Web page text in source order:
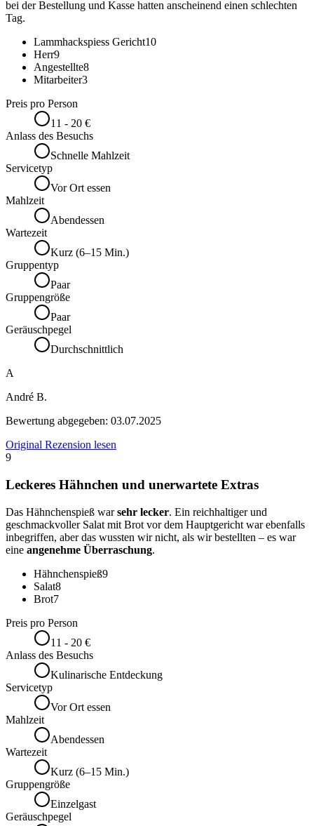
bei der Bestellung und Kasse hatten anscheinend einen schlechten
Tag.
Lammhackspiess Gericht10
Herr9
Angestellte8
Mitarbeiter3
Preis pro Person
11 - 20 €
Anlass des Besuchs
Schnelle Mahlzeit
Servicetyp
Vor Ort essen
Mahlzeit
Abendessen
Wartezeit
Kurz (6–15 Min.)
Gruppentyp
Paar
Gruppengröße
Paar
Geräuschpegel
Durchschnittlich
A
André B.
Bewertung abgegeben: 03.07.2025
Original Rezension lesen
9
Leckeres Hähnchen und unerwartete Extras
Das Hähnchenspieß warsehr lecker. Ein reichhaltiger und
geschmackvoller Salat mit Brot vor dem Hauptgericht war ebenfalls
inbegriffen, aber das wussten wir nicht, als wir bestellten – es war
eine angenehme Überraschung.
Hähnchenspieß9
Salat8
Brot7
Preis pro Person
11 - 20 €
Anlass des Besuchs
Kulinarische Entdeckung
Servicetyp
Vor Ort essen
Mahlzeit
Abendessen
Wartezeit
Kurz (6–15 Min.)
Gruppengröße
Einzelgast
Geräuschpegel